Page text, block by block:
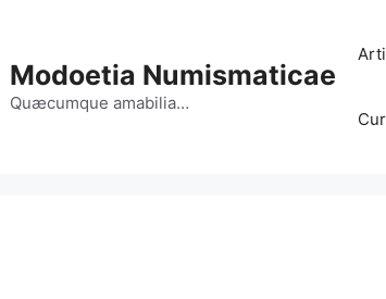
Modoetia Numismaticae
Quæcumque amabilia…